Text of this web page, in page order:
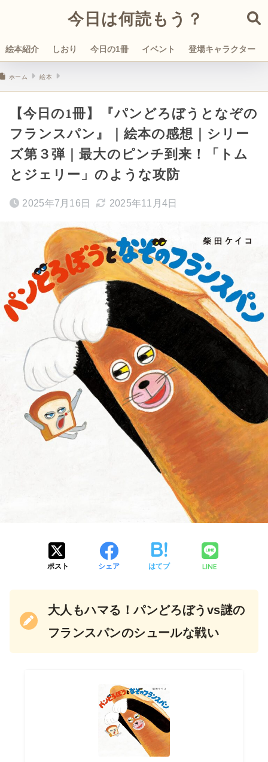
今日は何読もう？
絵本紹介 しおり 今日の1冊 イベント 登場キャラクター
ホーム 絵本
【今日の1冊】『パンどろぼうとなぞの
フランスパン』｜絵本の感想｜シリー
ズ第３弾｜最大のピンチ到来！「トム
とジェリー」のような攻防
2025年7月16日 2025年11月4日
ポスト シェア はてブ LINE
大人もハマる！パンどろぼうvs謎の
フランスパンのシュールな戦い